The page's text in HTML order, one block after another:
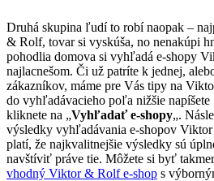
Druhá skupina ľudí to robí naopak –
& Rolf, tovar si vyskúša, no nenakúpi
pohodlia domova si vyhľadá e-shopy
najlacnešom. Či už patríte k jednej,
zákazníkov, máme pre Vás tipy na
do vyhľadávacieho poľa nižšie napíšete
kliknete na „Vyhľadať e-shopy„.
výsledky vyhľadávania e-shopov
platí, že najkvalitnejšie výsledky sú
navštíviť práve tie. Môžete si byť
vhodný Viktor & Rolf e-shop s